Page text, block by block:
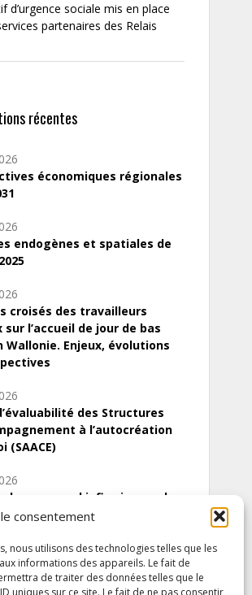
consentement
nous utilisons des technologies telles que les
informations des appareils. Le fait de
de traiter des données telles que le
uniques sur ce site. Le fait de ne pas consentir
d’urgence sociale mis en place
partenaires des Relais
récentes
économiques régionales
endogènes et spatiales de
croisés des travailleurs
sur l’accueil de jour de bas
Wallonie. Enjeux, évolutions
des Structures
à l’autocréation
(SAACE)
du personnel infirmier :quels
d’offre de soins pour